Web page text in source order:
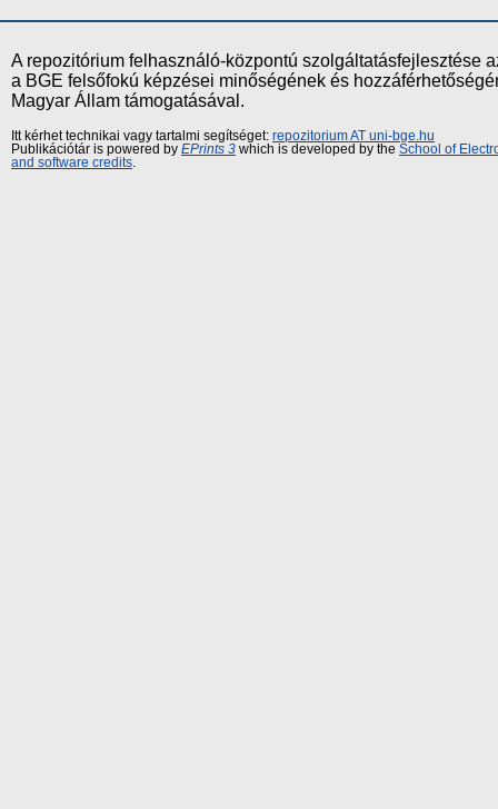
A repozitórium felhasználó-központú szolgáltatásfejlesztése
a BGE felsőfokú képzései minőségének és
Magyar Állam támogatásával.
Itt kérhet technikai vagy tartalmi segítséget: repozitorium AT uni-bge.hu
Publikációtár is powered by EPrints 3 which is developed by the School of
and software credits